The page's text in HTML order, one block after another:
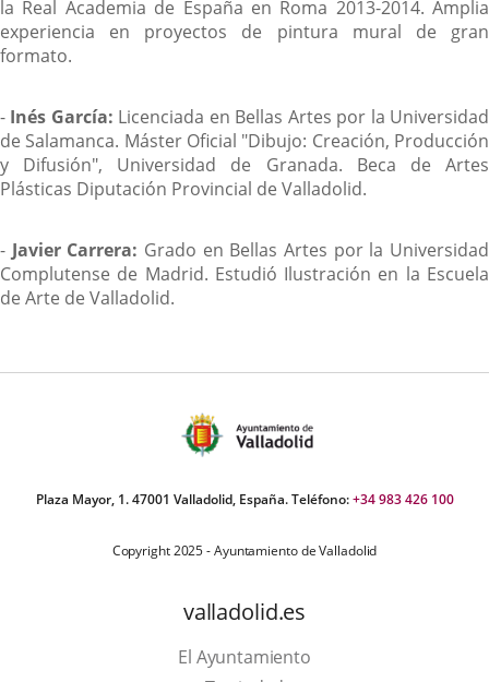
la Real Academia de España en Roma 2013-2014. Amplia
experiencia en proyectos de pintura mural de gran
formato.
- Inés García: Licenciada en Bellas Artes por la Universidad
de Salamanca. Máster Oficial "Dibujo: Creación, Producción
y Difusión", Universidad de Granada. Beca de Artes
Plásticas Diputación Provincial de Valladolid.
- Javier Carrera: Grado en Bellas Artes por la Universidad
Complutense de Madrid. Estudió Ilustración en la Escuela
de Arte de Valladolid.
Plaza Mayor, 1. 47001 Valladolid, España. Teléfono:+34 983 426 100
Copyright 2025 - Ayuntamiento de Valladolid
valladolid.es
El Ayuntamiento